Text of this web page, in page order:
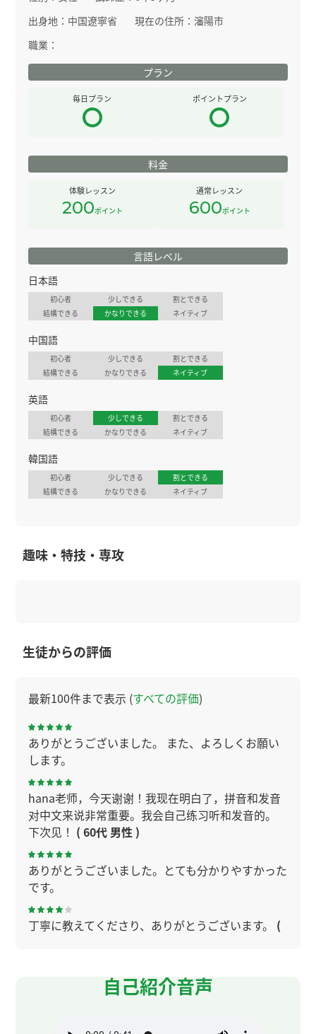
出身地： 中国遼寧省 現在の住所： 瀋陽市
職業：
プラン
毎日プラン ポイントプラン
料金
体験レッスン
200ポイント
通常レッスン
600ポイント
言語レベル
日本語
初心者 少しできる
割とできる
結構できる
かなりできる ネイティブ
中国語
初心者 少しできる
割とできる
結構できる
かなりできる ネイティブ
英語
初心者 少しできる
割とできる
結構できる
かなりできる ネイティブ
韓国語
初心者 少しできる
割とできる
結構できる
かなりできる ネイティブ
趣味・特技・専攻
生徒からの評価
最新100件まで表示 (すべての評価)
ありがとうございました。 また、よろしくお願い
します。
hana老师，今天谢谢！我现在明白了，拼音和发音
对中文来说非常重要。我会自己练习听和发音的。
下次见！ ( 60代 男性 )
ありがとうございました。とても分かりやすかった
です。
丁寧に教えてくださり、ありがとうございます。 (
とても丁寧に発音指導していただきました。もっと
中国語の勉強をしたいと思います。ありがとうござ
自己紹介音声